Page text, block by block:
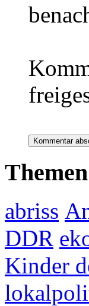
Themen
abriss
DDR
Kinder